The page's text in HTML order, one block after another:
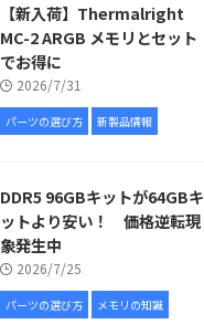
【新入荷】Thermalright
MC-2 ARGB メモリとセット
でお得に
2026/7/31
パーツの選び方 新製品情報
DDR5 96GBキットが64GBキ
ットより安い！ 価格逆転現
象発生中
2026/7/25
パーツの選び方 メモリの知識